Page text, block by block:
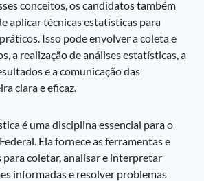
conceitos, os candidatos também
aplicar técnicas estatísticas para
Isso pode envolver a coleta e
a realização de análises estatísticas, a
e a comunicação das
clara e eficaz.
é uma disciplina essencial para o
Ela fornece as ferramentas e
para coletar, analisar e interpretar
informadas e resolver problemas